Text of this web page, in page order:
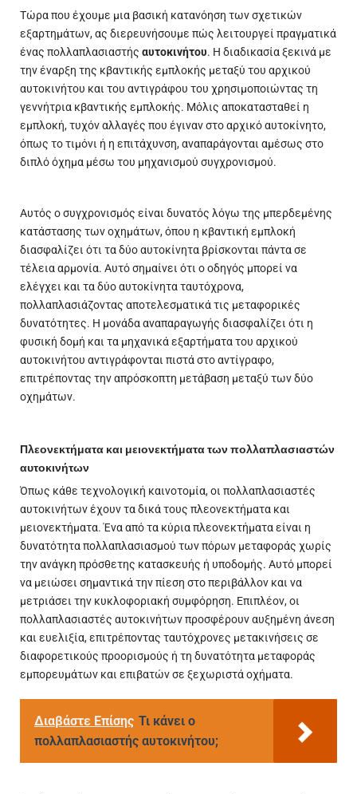
Τώρα που έχουμε μια βασική κατανόηση των σχετικών
εξαρτημάτων, ας διερευνήσουμε πώς λειτουργεί πραγματικά
ένας πολλαπλασιαστής αυτοκινήτου. Η διαδικασία ξεκινά με
την έναρξη της κβαντικής εμπλοκής μεταξύ του αρχικού
αυτοκινήτου και του αντιγράφου του χρησιμοποιώντας τη
γεννήτρια κβαντικής εμπλοκής. Μόλις αποκατασταθεί η
εμπλοκή, τυχόν αλλαγές που έγιναν στο αρχικό αυτοκίνητο,
όπως το τιμόνι ή η επιτάχυνση, αναπαράγονται αμέσως στο
διπλό όχημα μέσω του μηχανισμού συγχρονισμού.
Αυτός ο συγχρονισμός είναι δυνατός λόγω της μπερδεμένης
κατάστασης των οχημάτων, όπου η κβαντική εμπλοκή
διασφαλίζει ότι τα δύο αυτοκίνητα βρίσκονται πάντα σε
τέλεια αρμονία. Αυτό σημαίνει ότι ο οδηγός μπορεί να
ελέγχει και τα δύο αυτοκίνητα ταυτόχρονα,
πολλαπλασιάζοντας αποτελεσματικά τις μεταφορικές
δυνατότητες. Η μονάδα αναπαραγωγής διασφαλίζει ότι η
φυσική δομή και τα μηχανικά εξαρτήματα του αρχικού
αυτοκινήτου αντιγράφονται πιστά στο αντίγραφο,
επιτρέποντας την απρόσκοπτη μετάβαση μεταξύ των δύο
οχημάτων.
Πλεονεκτήματα και μειονεκτήματα των πολλαπλασιαστών
αυτοκινήτων
Όπως κάθε τεχνολογική καινοτομία, οι πολλαπλασιαστές
αυτοκινήτων έχουν τα δικά τους πλεονεκτήματα και
μειονεκτήματα. Ένα από τα κύρια πλεονεκτήματα είναι η
δυνατότητα πολλαπλασιασμού των πόρων μεταφοράς χωρίς
την ανάγκη πρόσθετης κατασκευής ή υποδομής. Αυτό μπορεί
να μειώσει σημαντικά την πίεση στο περιβάλλον και να
μετριάσει την κυκλοφοριακή συμφόρηση. Επιπλέον, οι
πολλαπλασιαστές αυτοκινήτων προσφέρουν αυξημένη άνεση
και ευελιξία, επιτρέποντας ταυτόχρονες μετακινήσεις σε
διαφορετικούς προορισμούς ή τη δυνατότητα μεταφοράς
εμπορευμάτων και επιβατών σε ξεχωριστά οχήματα.
Διαβάστε Επίσης Τι κάνει ο
πολλαπλασιαστής αυτοκινήτου;